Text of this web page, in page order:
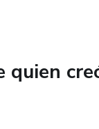
quien